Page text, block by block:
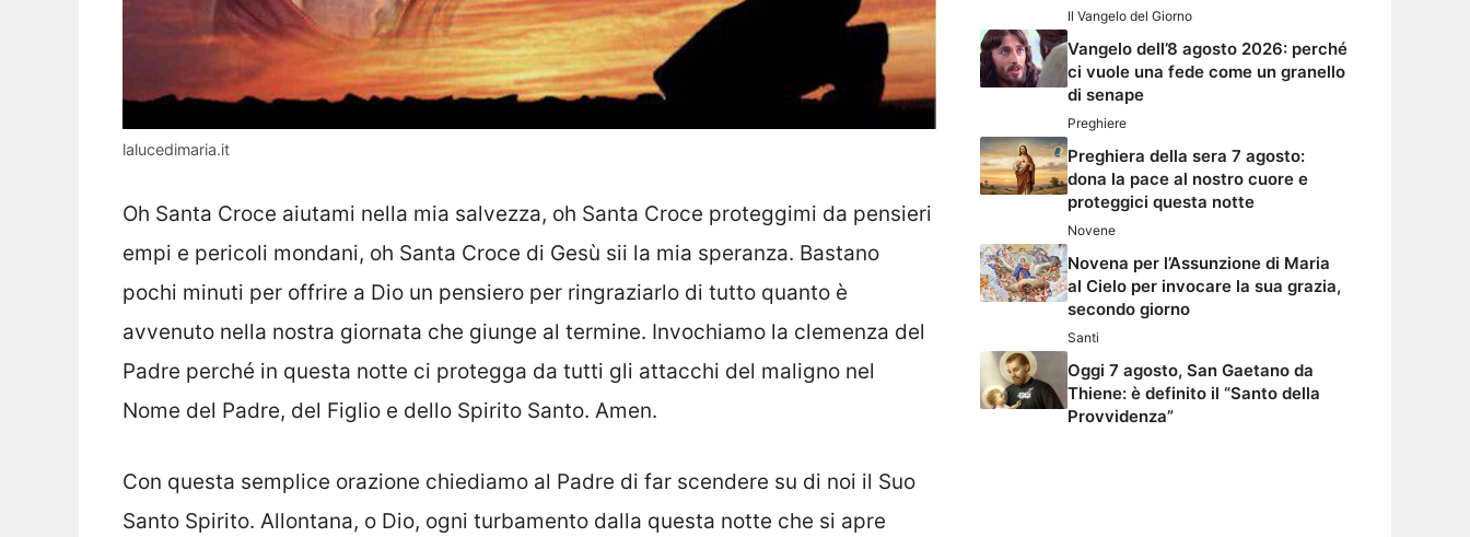
lalucedimaria.it
Oh Santa Croce aiutami nella mia salvezza, oh Santa Croce proteggimi da pensieri
empi e pericoli mondani, oh Santa Croce di Gesù sii la mia speranza. Bastano
pochi minuti per offrire a Dio un pensiero per ringraziarlo di tutto quanto è
avvenuto nella nostra giornata che giunge al termine. Invochiamo la clemenza del
Padre perché in questa notte ci protegga da tutti gli attacchi del maligno nel
Nome del Padre, del Figlio e dello Spirito Santo. Amen.
Con questa semplice orazione chiediamo al Padre di far scendere su di noi il Suo
Santo Spirito. Allontana, o Dio, ogni turbamento dalla questa notte che si apre
Il Vangelo del Giorno
Vangelo dell’8 agosto 2026: perché
ci vuole una fede come un granello
di senape
Preghiere
Preghiera della sera 7 agosto:
dona la pace al nostro cuore e
proteggici questa notte
Novene
Novena per l’Assunzione di Maria
al Cielo per invocare la sua grazia,
secondo giorno
Santi
Oggi 7 agosto, San Gaetano da
Thiene: è definito il “Santo della
Provvidenza”